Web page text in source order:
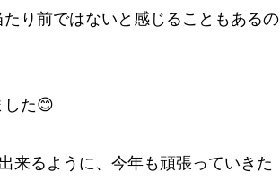
り前ではないと感じることもあるの
した😊
来るように、今年も頑張っていきた